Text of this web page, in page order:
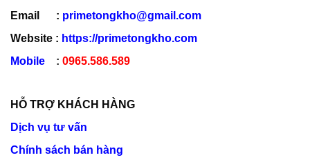
Email : primetongkho@gmail.com
Website : https://primetongkho.com
Mobile : 0965.586.589
HỖ TRỢ KHÁCH HÀNG
Dịch vụ tư vấn
Chính sách bán hàng